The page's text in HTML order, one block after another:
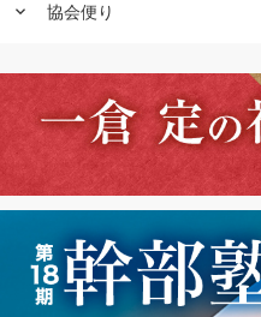
keyboard_arrow_down 協会便り